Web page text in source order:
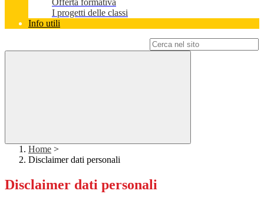
Offerta formativa
I progetti delle classi
Info utili
Home >
Disclaimer dati personali
Disclaimer dati personali